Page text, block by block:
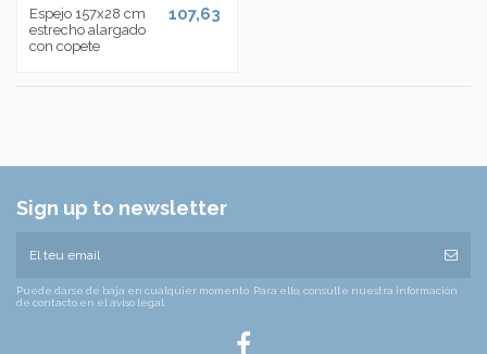
Espejo 157x28 cm
estrecho alargado
con copete
107,63
Sign up to newsletter
Puede darse de baja en cualquier momento. Para ello, consulte nuestra información
de contacto en el aviso legal.